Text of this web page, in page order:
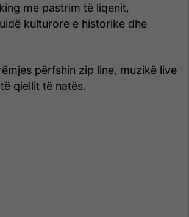
me pastrim të liqenit,
kulturore e historike dhe
përfshin zip line, muzikë live
qiellit të natës.